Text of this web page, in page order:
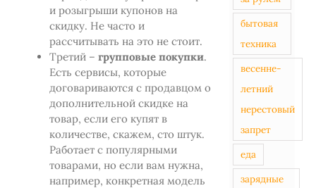
и розыгрыши купонов на
скидку. Не часто и
рассчитывать на это не стоит.
Третий – групповые покупки.
Есть сервисы, которые
договариваются с продавцом о
дополнительной скидке на
товар, если его купят в
количестве, скажем, сто штук.
Работает с популярными
товарами, но если вам нужна,
например, конкретная модель
бытовая
техника
весенне-
летний
нерестовый
запрет
еда
зарядные